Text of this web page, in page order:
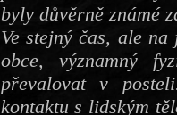
byly důvěrně známé
Ve stejný čas, ale na
obce, významný
převalovat v
kontaktu s lidským